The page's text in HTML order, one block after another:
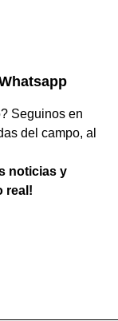
Seguinos en
del campo, al
noticias y
real!